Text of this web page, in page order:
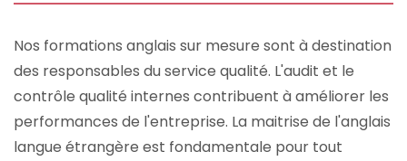
Nos formations anglais sur mesure sont à destination
des responsables du service qualité. L'audit et le
contrôle qualité internes contribuent à améliorer les
performances de l'entreprise. La maitrise de l'anglais
langue étrangère est fondamentale pour tout